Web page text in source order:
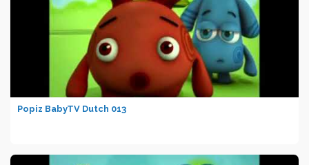
Popiz BabyTV Dutch 013